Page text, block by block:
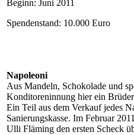
Beginn: Juni 2011
Spendenstand: 10.000 Euro
Napoleoni
Aus Mandeln, Schokolade und
Konditoreninnung hier ein
Ein Teil aus dem Verkauf jedes
Sanierungskasse. Im Februar
Ulli Fläming den ersten Scheck